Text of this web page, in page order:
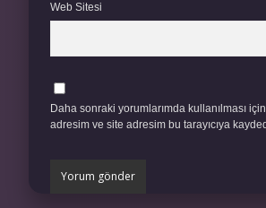
Web Sitesi
Daha sonraki yorumlarımda kullanılması
adresim ve site adresim bu tarayıcıya